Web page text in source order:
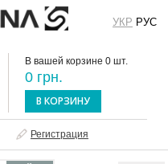
В вашей корзине 0 шт.
0 грн.
В КОРЗИНУ
Регистрация
УКР РУС